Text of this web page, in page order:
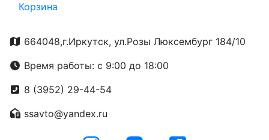
Корзина
664048,г.Иркутск, ул.Розы Люксембург 184/10
Время работы: с 9:00 до 18:00
8 (3952) 29-44-54
ssavto@yandex.ru